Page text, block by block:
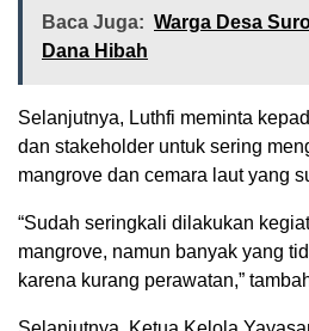
Baca Juga: Warga Desa
Dana Hibah
Selanjutnya, Luthfi meminta
dan stakeholder untuk sering
mangrove dan cemara laut yang
“Sudah seringkali dilakukan
mangrove, namun banyak yang
karena kurang perawatan,”